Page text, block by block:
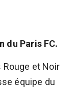
du Paris FC.
Rouge et Noir
équipe du